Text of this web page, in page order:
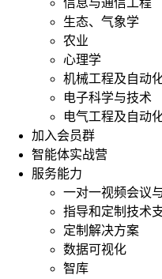
信息与通信工程
生态、气象学
农业
心理学
机械工程及自动
电子科学与技术
电气工程及自动
加入会员群
智能体实战营
服务能力
一对一视频会议
指导和定制技术
定制解决方案
数据可视化
智库